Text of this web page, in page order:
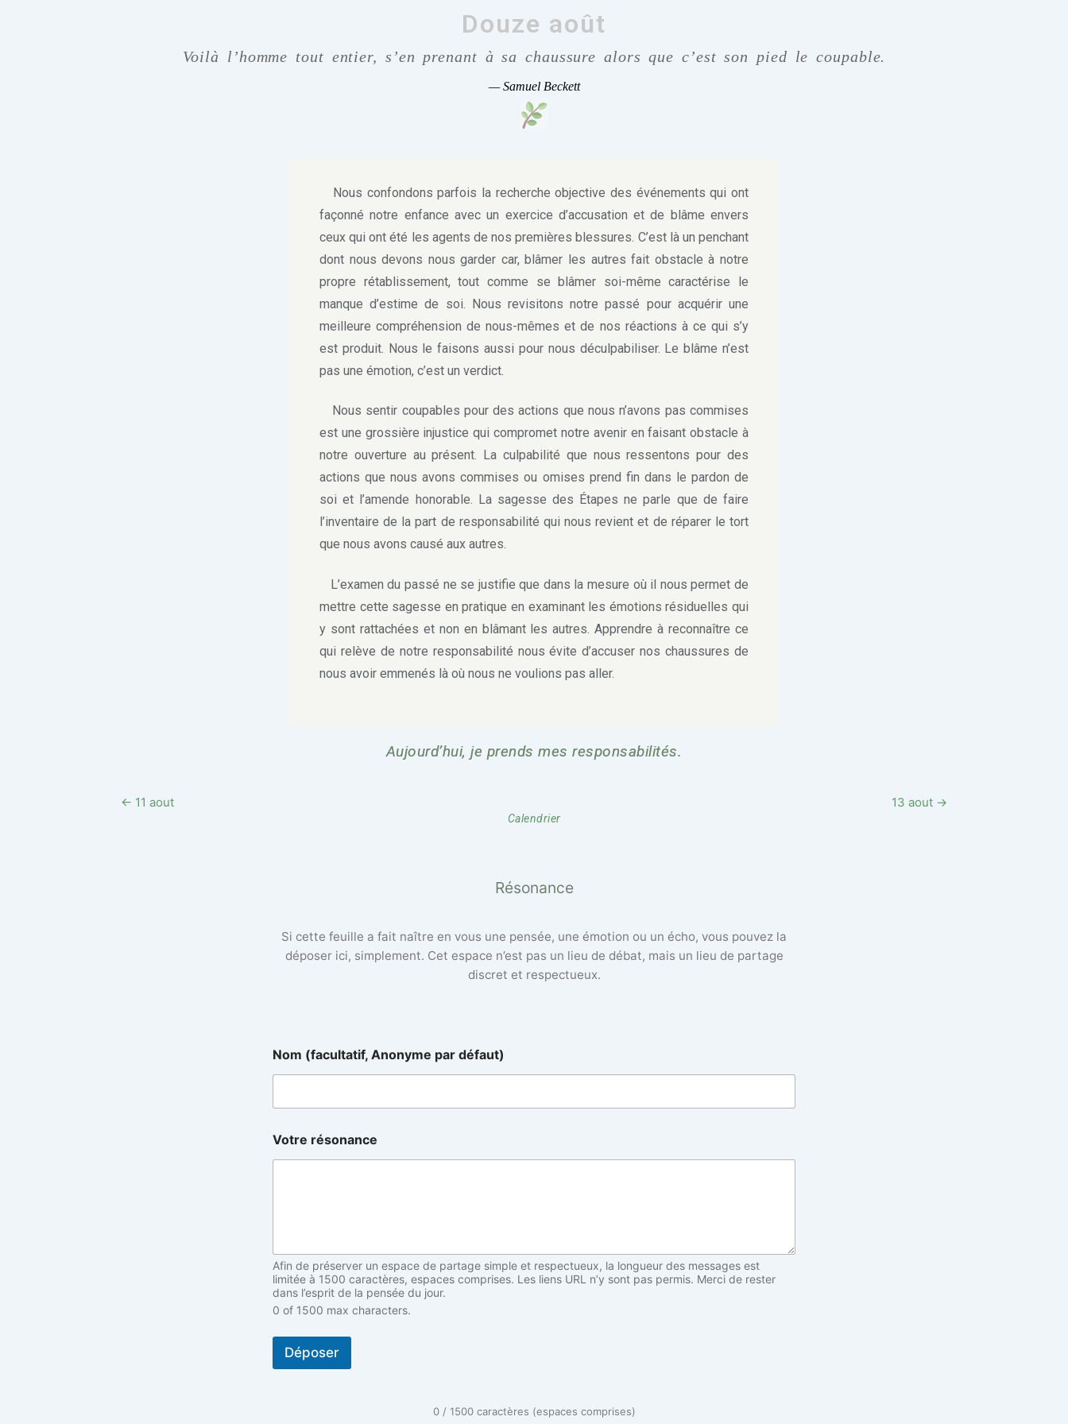
Douze août
Voilà l’homme tout entier, s’en prenant à sa chaussure alors que c’est son pied le coupable.
—Samuel Beckett
Nous confondons parfois la recherche objective des événements qui ont
façonné notre enfance avec un exercice d’accusation et de blâme envers
ceux qui ont été les agents de nos premières blessures. C’est là un penchant
dont nous devons nous garder car, blâmer les autres fait obstacle à notre
propre rétablissement, tout comme se blâmer soi-même caractérise le
manque d’estime de soi. Nous revisitons notre passé pour acquérir une
meilleure compréhension de nous-mêmes et de nos réactions à ce qui s’y
est produit. Nous le faisons aussi pour nous déculpabiliser. Le blâme n’est
pas une émotion, c’est un verdict.
Nous sentir coupables pour des actions que nous n’avons pas commises
est une grossière injustice qui compromet notre avenir en faisant obstacle à
notre ouverture au présent. La culpabilité que nous ressentons pour des
actions que nous avons commises ou omises prend fin dans le pardon de
soi et l’amende honorable. La sagesse des Étapes ne parle que de faire
l’inventaire de la part de responsabilité qui nous revient et de réparer le tort
que nous avons causé aux autres.
L’examen du passé ne se justifie que dans la mesure où il nous permet de
mettre cette sagesse en pratique en examinant les émotions résiduelles qui
y sont rattachées et non en blâmant les autres. Apprendre à reconnaître ce
qui relève de notre responsabilité nous évite d’accuser nos chaussures de
nous avoir emmenés là où nous ne voulions pas aller.
Aujourd’hui, je prends mes responsabilités.
← 11 aout 13 aout →
Calendrier
Résonance
Si cette feuille a fait naître en vous une pensée, une émotion ou un écho, vous pouvez la
déposer ici, simplement. Cet espace n’est pas un lieu de débat, mais un lieu de partage
discret et respectueux.
Nom (facultatif, Anonyme par défaut)
o
t
e
V
o
t
e
Votre résonance
Afin de préserver un espace de partage simple et respectueux, la longueur des messages est
limitée à 1500 caractères, espaces comprises. Les liens URL n’y sont pas permis. Merci de rester
dans l’esprit de la pensée du jour.
0 of 1500 max characters.
Déposer
0 / 1500 caractères (espaces comprises)